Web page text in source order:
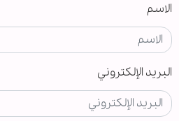
الاسم
البريد الإلكتروني